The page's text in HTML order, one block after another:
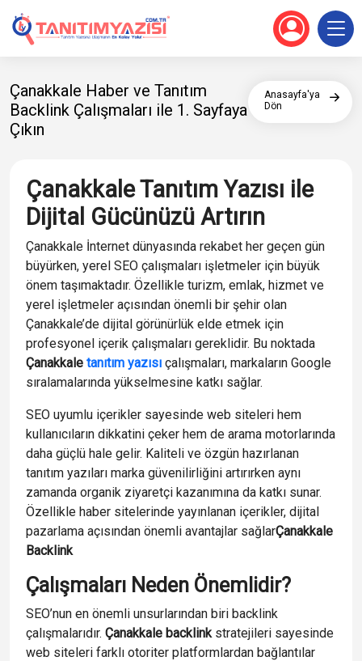
Çanakkale Haber ve Tanıtım
Backlink Çalışmaları ile 1. Sayfaya
Çıkın
Anasayfa'ya
Dön
Çanakkale Tanıtım Yazısı ile
Dijital Gücünüzü Artırın
Çanakkale İnternet dünyasında rekabet her geçen gün
büyürken, yerel SEO çalışmaları işletmeler için büyük
önem taşımaktadır. Özellikle turizm, emlak, hizmet ve
yerel işletmeler açısından önemli bir şehir olan
Çanakkale’de dijital görünürlük elde etmek için
profesyonel içerik çalışmaları gereklidir. Bu noktada
Çanakkale tanıtım yazısı çalışmaları, markaların Google
sıralamalarında yükselmesine katkı sağlar.
SEO uyumlu içerikler sayesinde web siteleri hem
kullanıcıların dikkatini çeker hem de arama motorlarında
daha güçlü hale gelir. Kaliteli ve özgün hazırlanan
tanıtım yazıları marka güvenilirliğini artırırken aynı
zamanda organik ziyaretçi kazanımına da katkı sunar.
Özellikle haber sitelerinde yayınlanan içerikler, dijital
pazarlama açısından önemli avantajlar sağlarÇanakkale
Backlink
Çalışmaları Neden Önemlidir?
SEO’nun en önemli unsurlarından biri backlink
çalışmalarıdır. Çanakkale backlinkstratejileri sayesinde
web siteleri farklı otoriter platformlardan bağlantılar